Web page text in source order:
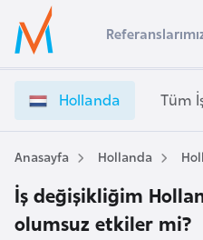
Ülke Seçimi
Başvuru yapmak istediğiniz ülkeyi
Üye
Girişi
o
l
a
n
a
V
Hollanda Tüm
Anasayfa Hollanda
İş değişikliğim
olumsuz etkiler mi?
s
t
r
a
A